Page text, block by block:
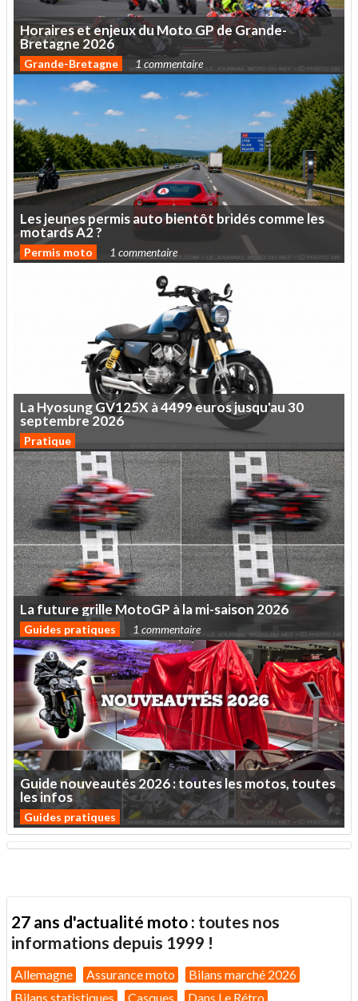
HorairesetenjeuxduMotoGPdeGrande-
Bretagne 2026
Grande-Bretagne 1 commentaire
Lesjeunespermisautobientôt bridéscommeles
motardsA2?
Permis moto 1 commentaire
LaHyosungGV125X à4499eurosjusqu'au30
septembre2026
Pratique
Lafuturegrille MotoGP àlami-saison 2026
Guides pratiques 1 commentaire
Guidenouveautés2026:touteslesmotos,toutes
lesinfos
Guides pratiques
27 ans d'actualité moto : toutes nos
informations depuis 1999 !
Allemagne Assurance moto
Bilans marché 2026
Bilans statistiques
Casques Dans Le Rétro